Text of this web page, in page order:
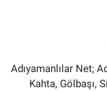
Adıyamanlılar Net;
Kahta, Gölbaşı,